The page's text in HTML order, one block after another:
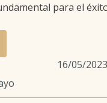
para el
16/05/2023